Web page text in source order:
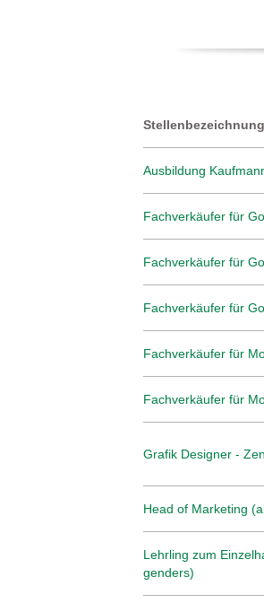
Stellenbezeichnung
Ausbildung
Fachverkäufer für
Fachverkäufer für
Fachverkäufer für
Fachverkäufer für
Fachverkäufer für
Grafik Designer -
Head of Marketing
Lehrling zum
genders)